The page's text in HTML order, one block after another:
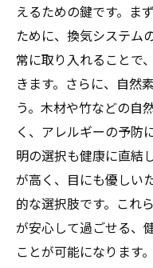
えるための鍵です。ま
ために、換気システム
常に取り入れることで
きます。さらに、自然
う。木材や竹などの自
く、アレルギーの予防
明の選択も健康に直結
が高く、目にも優しい
的な選択肢です。これ
が安心して過ごせる、
ことが可能になります。